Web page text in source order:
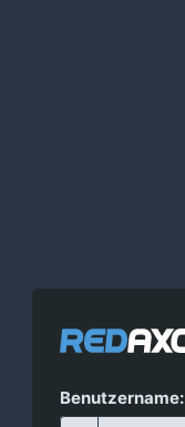
Benutzername: